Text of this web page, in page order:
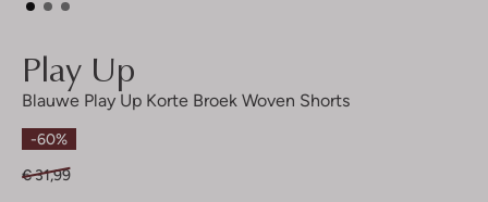
Play Up
Blauwe Play Up Korte Broek Woven Shorts
-60%
€ 31,99